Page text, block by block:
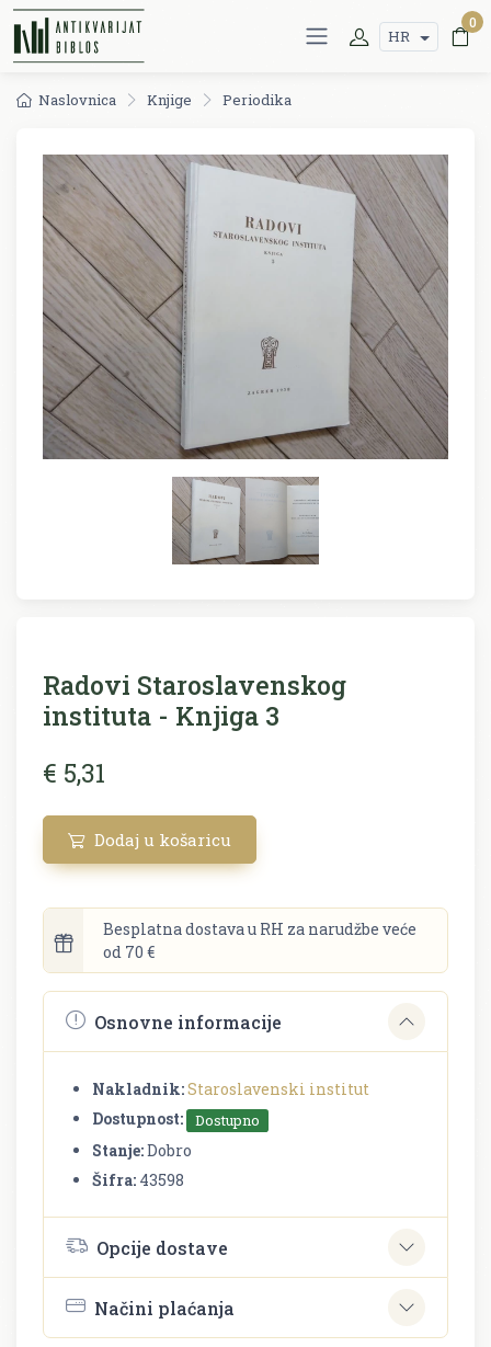
HR
0
Naslovnica Knjige Periodika
Radovi Staroslavenskog
instituta - Knjiga 3
€ 5,31
Dodaj u košaricu
Besplatna dostava u RH za narudžbe veće
od 70 €
Osnovne informacije
Nakladnik:Staroslavenski institut
Dostupnost:
Dostupno
Stanje:Dobro
Šifra: 43598
Opcije dostave
Načini plaćanja